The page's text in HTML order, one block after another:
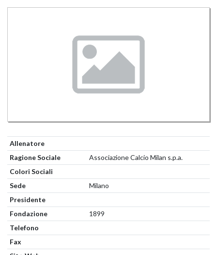
Allenatore
Ragione Sociale
Associazione Calcio Milan s.p.a.
Colori Sociali
Sede
Milano
Presidente
Fondazione
1899
Telefono
Fax